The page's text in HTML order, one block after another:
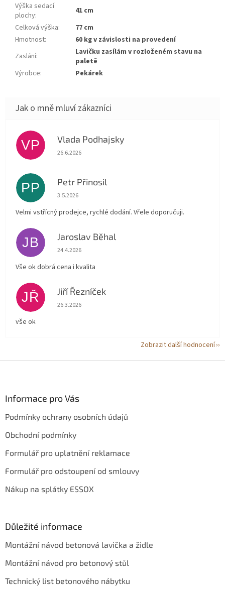
Výška sedací
plochy:
41 cm
Celková výška:
77 cm
Hmotnost:
60 kg v závislosti na provedení
Zaslání:
Lavičku zasílám v rozloženém stavu na
paletě
Výrobce: Pekárek
VP Vlada Podhajsky
Hodnocení obchodu je 5 z 5 hvězdiček.
26.6.2026
PP Petr Přinosil
Hodnocení obchodu je 5 z 5 hvězdiček.
3.5.2026
Velmi vstřícný prodejce, rychlé dodání. Vřele doporučuji.
JB Jaroslav Běhal
Hodnocení obchodu je 5 z 5 hvězdiček.
24.4.2026
Vše ok dobrá cena i kvalita
JŘ Jiří Řezníček
Hodnocení obchodu je 5 z 5 hvězdiček.
26.3.2026
vše ok
Zobrazit další hodnocení
Informace pro Vás
Podmínky ochrany osobních údajů
Obchodní podmínky
Formulář pro uplatnění reklamace
Formulář pro odstoupení od smlouvy
Nákup na splátky ESSOX
Důležité informace
Montážní návod betonová lavička a židle
Montážní návod pro betonový stůl
Technický list betonového nábytku